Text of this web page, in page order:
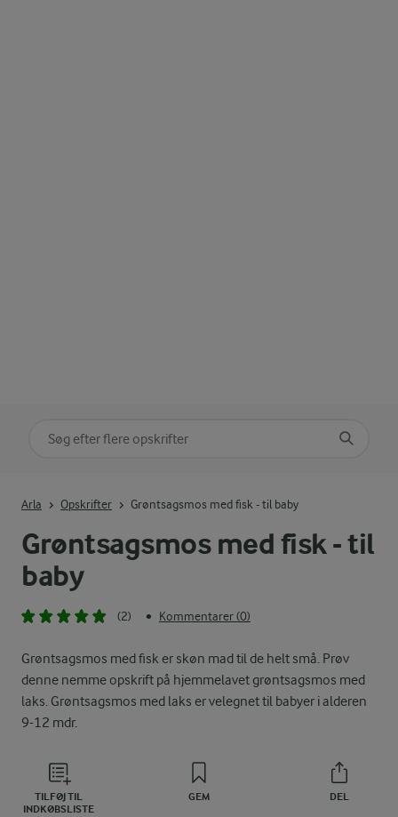
Grøntsagsmos med fisk - til
baby
(2) • Kommentarer (0)
Grøntsagsmos med fisk er skøn mad til de helt små. Prøv
denne nemme opskrift på hjemmelavet grøntsagsmos med
laks. Grøntsagsmos med laks er velegnet til babyer i alderen
9-12 mdr.
TILFØJ TIL
INDKØBSLISTE
GEM DEL
Arla Opskrifter Grøntsagsmos med fisk - til baby
Søg på kategori